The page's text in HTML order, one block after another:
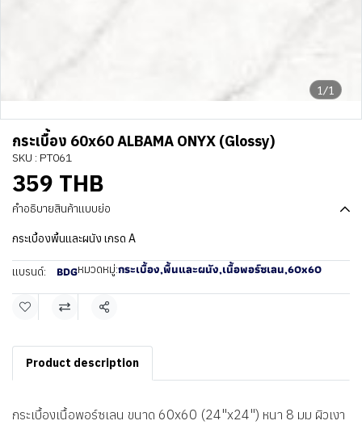
1/1
กระเบื้อง 60x60 ALBAMA ONYX (Glossy)
SKU : PT061
359 THB
คำอธิบายสินค้าแบบย่อ
กระเบื้องพื้นและผนัง เกรด A
แบรนด์: BDGหมวดหมู่:กระเบื้อง,พื้นและผนัง,เนื้อพอร์ซเลน,60x60
แชร์
Product description
กระเบื้องเนื้อพอร์ซเลน ขนาด 60x60 (24"x24") หนา 8 มม ผิวเงา